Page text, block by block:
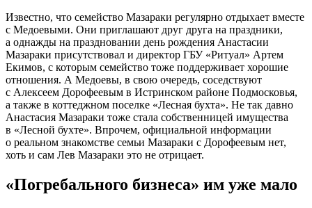
Известно, что семейство Мазараки регулярно отдыхает вместе
с Медоевыми. Они приглашают друг друга на праздники,
а однажды на праздновании день рождения Анастасии
Мазараки присутствовал и директор ГБУ «Ритуал» Артем
Екимов, с которым семейство тоже поддерживает хорошие
отношения. А Медоевы, в свою очередь, соседствуют
с Алексеем Дорофеевым в Истринском районе Подмосковья,
а также в коттеджном поселке «Лесная бухта». Не так давно
Анастасия Мазараки тоже стала собственницей имущества
в «Лесной бухте». Впрочем, официальной информации
о реальном знакомстве семьи Мазараки с Дорофеевым нет,
хоть и сам Лев Мазараки это не отрицает.
«Погребального бизнеса» им уже мало